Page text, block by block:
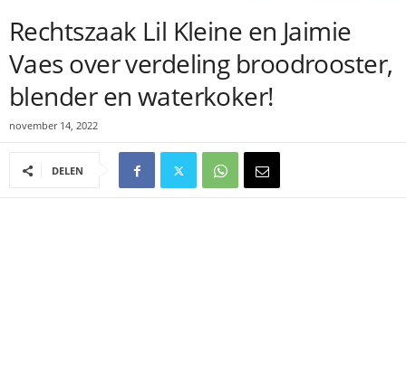
Rechtszaak Lil Kleine en Jaimie
Vaes over verdeling broodrooster,
blender en waterkoker!
november 14, 2022
DELEN